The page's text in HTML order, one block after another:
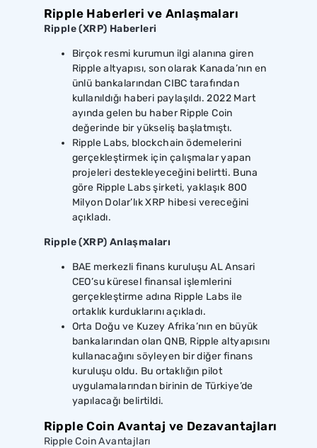
Ripple Haberleri ve Anlaşmaları
Ripple (XRP) Haberleri
Birçok resmi kurumun ilgi alanına giren
Ripple altyapısı, son olarak Kanada’nın en
ünlü bankalarından CIBC tarafından
kullanıldığı haberi paylaşıldı. 2022 Mart
ayında gelen bu haber Ripple Coin
değerinde bir yükseliş başlatmıştı.
Ripple Labs, blockchain ödemelerini
gerçekleştirmek için çalışmalar yapan
projeleri destekleyeceğini belirtti. Buna
göre Ripple Labs şirketi, yaklaşık 800
Milyon Dolar’lık XRP hibesi vereceğini
açıkladı.
Ripple (XRP) Anlaşmaları
BAE merkezli finans kuruluşu AL Ansari
CEO’su küresel finansal işlemlerini
gerçekleştirme adına Ripple Labs ile
ortaklık kurduklarını açıkladı.
Orta Doğu ve Kuzey Afrika’nın en büyük
bankalarından olan QNB, Ripple altyapısını
kullanacağını söyleyen bir diğer finans
kuruluşu oldu. Bu ortaklığın pilot
uygulamalarından birinin de Türkiye’de
yapılacağı belirtildi.
Ripple Coin Avantaj ve Dezavantajları
Ripple Coin Avantajları